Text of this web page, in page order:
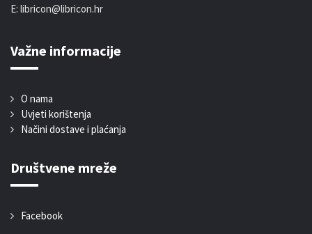
E: libricon@libricon.hr
Važne informacije
O nama
Uvjeti korištenja
Načini dostave i plaćanja
Društvene mreže
Facebook